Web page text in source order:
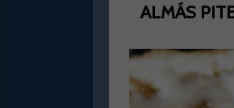
ALMÁS